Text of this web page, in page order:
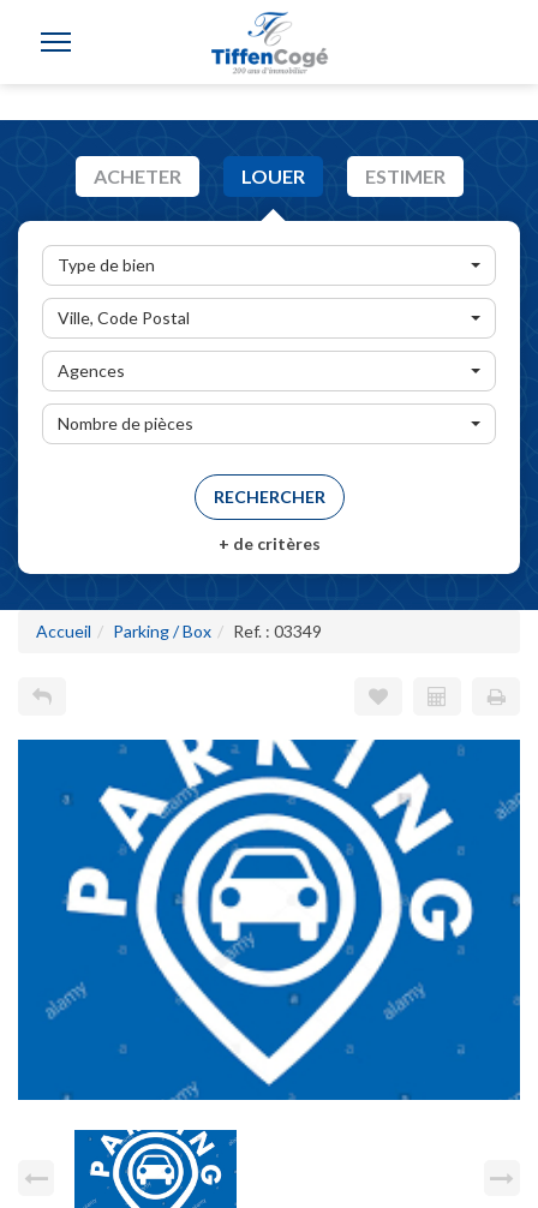
ACHETER LOUER ESTIMER
Type de bien
Ville, Code Postal
Agences
Nombre de pièces
+ de critères
Accueil Parking / Box Ref. : 03349